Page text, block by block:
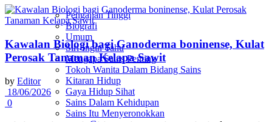
Pengajian Tinggi
Biografi
Umum
Siri-Ingin Tahu
Mengapa Sains Penting
Tokoh Wanita Dalam Bidang Sains
Kitaran Hidup
Gaya Hidup Sihat
Sains Dalam Kehidupan
Sains Itu Menyeronokkan
Kawalan Biologi bagi Ganoderma boninense, Kulat
Perosak Tanaman Kelapa Sawit
by Editor
18/06/2026
0